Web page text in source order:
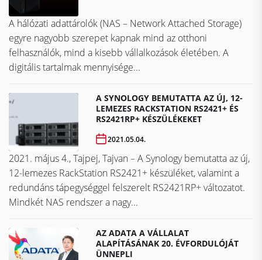
A hálózati adattárolók (NAS – Network Attached Storage)
egyre nagyobb szerepet kapnak mind az otthoni
felhasználók, mind a kisebb vállalkozások életében. A
digitális tartalmak mennyisége...
A SYNOLOGY BEMUTATTA AZ ÚJ, 12-
LEMEZES RACKSTATION RS2421+ ÉS
RS2421RP+ KÉSZÜLÉKEKET
2021.05.04.
2021. május 4., Tajpej, Tajvan – A Synology bemutatta az új,
12-lemezes RackStation RS2421+ készüléket, valamint a
redundáns tápegységgel felszerelt RS2421RP+ változatot.
Mindkét NAS rendszer a nagy...
AZ ADATA A VÁLLALAT
ALAPÍTÁSÁNAK 20. ÉVFORDULÓJÁT
ÜNNEPLI